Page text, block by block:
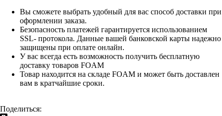
Вы сможете выбрать удобный для вас способ доставки при
оформлении заказа.
Безопасность платежей гарантируется использованием
SSL- протокола. Данные вашей банковской карты надежно
защищены при оплате онлайн.
У вас всегда есть возможность получить бесплатную
доставку товаров FOAM
Товар находится на складе FOAM и может быть доставлен
вам в кратчайшие сроки.
Поделиться: